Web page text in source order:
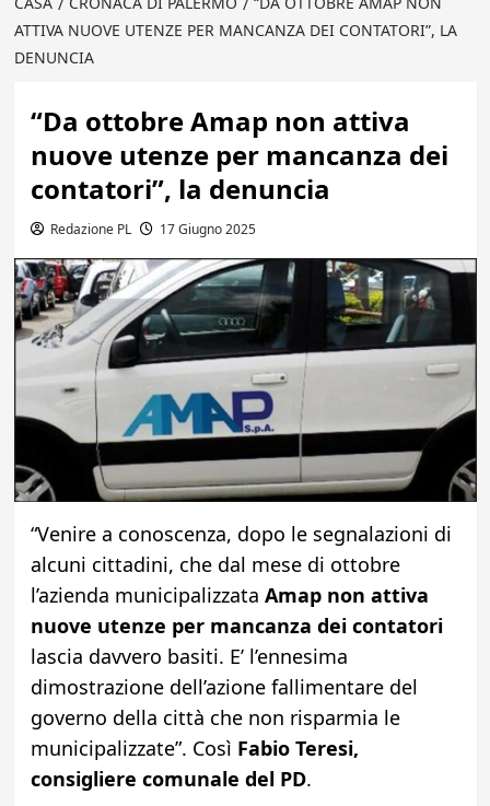
ATTIVA NUOVE UTENZE PER MANCANZA DEI CONTATORI”, LA
DENUNCIA
“Da ottobre Amap non attiva
nuove utenze per mancanza dei
contatori”, la denuncia
Redazione PL 17 Giugno 2025
“Venire a conoscenza, dopo le segnalazioni di
alcuni cittadini, che dal mese di ottobre
l’azienda municipalizzata Amap non attiva
nuove utenze per mancanza dei contatori
lascia davvero basiti. E’ l’ennesima
dimostrazione dell’azione fallimentare del
governo della città che non risparmia le
municipalizzate”. Così Fabio Teresi,
consigliere comunale del PD.